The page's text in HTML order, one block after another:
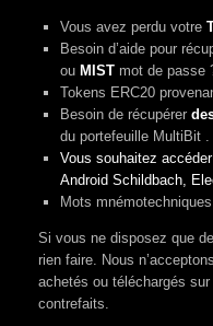
Vous avez perdu votre
Besoin d’aide pour
ou MISTmot de passe
Tokens ERC20
Besoin de récupérer
du portefeuille MultiBit .
Vous souhaitez
Android Schildbach,
Mots
Si vous ne disposez que
rien faire. Nous
achetés ou téléchargés
contrefaits.